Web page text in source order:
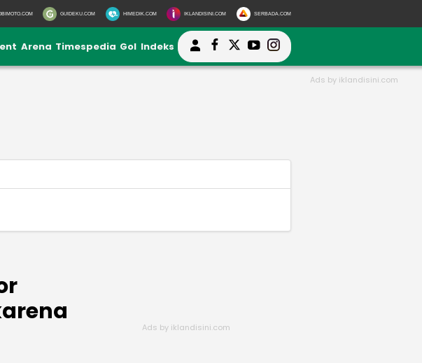
GUIDEKU.COM HIMEDIK.COM IKLANDISINI.COM SERBADA.COM
Arena Timespedia Gol Indeks